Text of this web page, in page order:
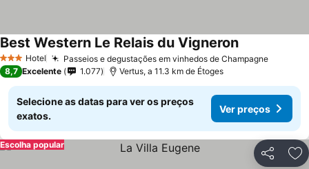
3 EstrelasHotel Passeios e degustações em vinhedos de Champagne
Best Western Le Relais du Vigneron
8,7 Excelente 1.077 Vertus, a 11.3 km de Étoges
Selecione as datas para ver os preços
exatos.
Ver preços
Partilhar
Escolha popular